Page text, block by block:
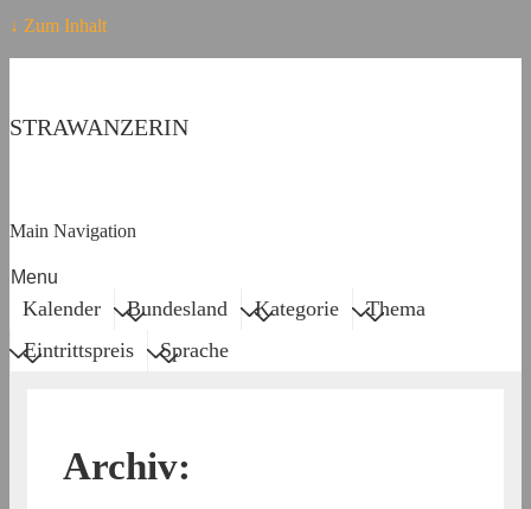
↓ Zum Inhalt
STRAWANZERIN
Main Navigation
Menu
Kalender Bundesland Kategorie
Thema
Eintrittspreis
Sprache
Archiv: